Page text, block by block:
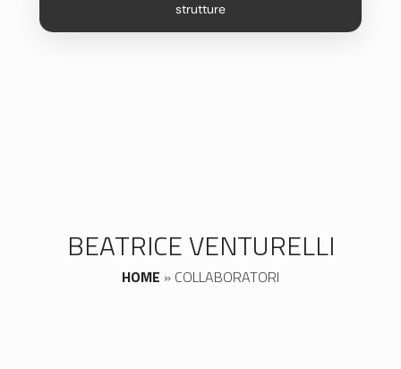
strutture
BEATRICE VENTURELLI
HOME » COLLABORATORI